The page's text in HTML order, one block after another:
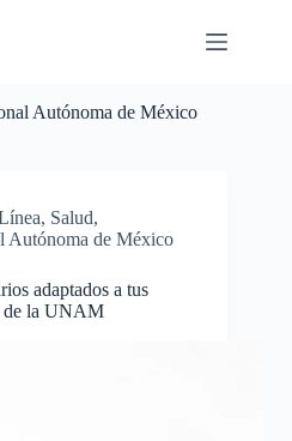
Autónoma de México
, Salud,
Autónoma de México
adaptados a tus
de la UNAM